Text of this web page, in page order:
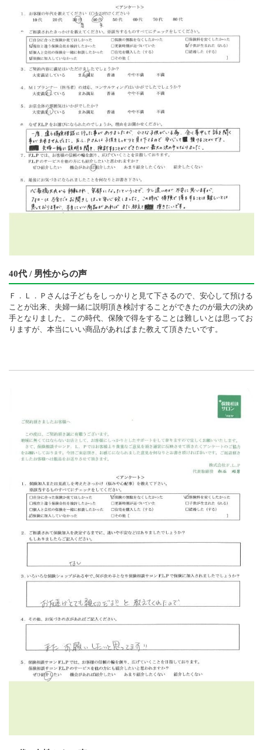
40代 / 男性からの声
Ｆ．Ｌ．Ｐさんは子どもをしっかりと見て下さるので、安心して預ける
ことが出来、夫婦一緒に説明頂き検討することができたのが最大の決め
手となりました。この時代、保険で得をすることは難しいとは思ってお
りますが、本当にいい商品があればまた教えて頂きたいです。